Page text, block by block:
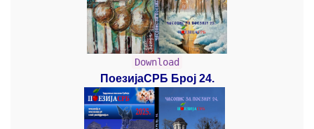
Download
ПоезијаСРБ Број 24.